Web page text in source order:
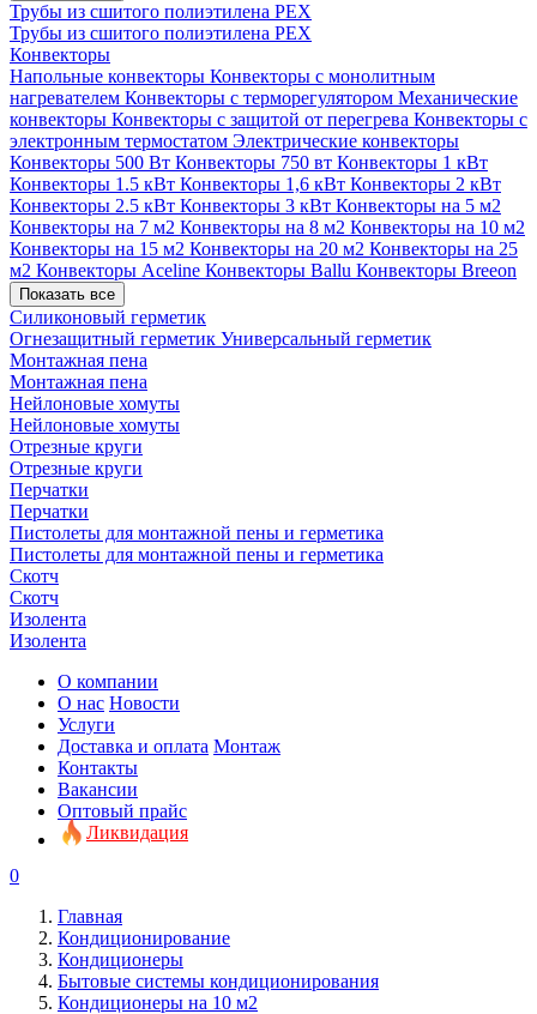
Трубы из сшитого полиэтилена PEX
Трубы из сшитого полиэтилена PEX
Конвекторы
Напольные конвекторы Конвекторы с монолитным
нагревателем Конвекторы с терморегулятором Механические
конвекторы Конвекторы с защитой от перегрева Конвекторы с
электронным термостатом Электрические конвекторы
Конвекторы 500 Вт Конвекторы 750 вт Конвекторы 1 кВт
Конвекторы 1.5 кВт Конвекторы 1,6 кВт Конвекторы 2 кВт
Конвекторы 2.5 кВт Конвекторы 3 кВт Конвекторы на 5 м2
Конвекторы на 7 м2 Конвекторы на 8 м2 Конвекторы на 10 м2
Конвекторы на 15 м2 Конвекторы на 20 м2 Конвекторы на 25
м2 Конвекторы Aceline Конвекторы Ballu Конвекторы Breeon
Показать все
Силиконовый герметик
Огнезащитный герметик Универсальный герметик
Монтажная пена
Монтажная пена
Нейлоновые хомуты
Нейлоновые хомуты
Отрезные круги
Отрезные круги
Перчатки
Перчатки
Пистолеты для монтажной пены и герметика
Пистолеты для монтажной пены и герметика
Скотч
Скотч
Изолента
Изолента
О компании
О нас Новости
Услуги
Доставка и оплата Монтаж
Контакты
Вакансии
Оптовый прайс
Ликвидация
0
Главная
Кондиционирование
Кондиционеры
Бытовые системы кондиционирования
Кондиционеры на 10 м2